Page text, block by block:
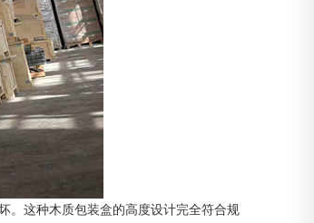
。这种木质包装盒的高度设计完全符合规